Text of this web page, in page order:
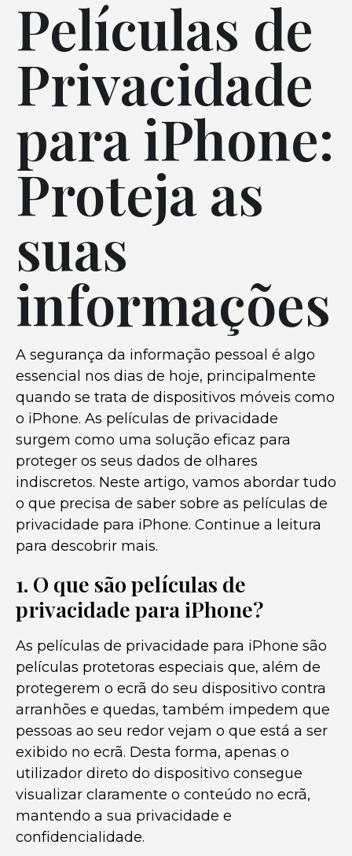
Películas de
Privacidade
para iPhone:
Proteja as
suas
informações
A segurança da informação pessoal é algo
essencial nos dias de hoje, principalmente
quando se trata de dispositivos móveis como
o iPhone. As películas de privacidade
surgem como uma solução eficaz para
proteger os seus dados de olhares
indiscretos. Neste artigo, vamos abordar tudo
o que precisa de saber sobre as películas de
privacidade para iPhone. Continue a leitura
para descobrir mais.
1. O que são películas de
privacidade para iPhone?
As películas de privacidade para iPhone são
películas protetoras especiais que, além de
protegerem o ecrã do seu dispositivo contra
arranhões e quedas, também impedem que
pessoas ao seu redor vejam o que está a ser
exibido no ecrã. Desta forma, apenas o
utilizador direto do dispositivo consegue
visualizar claramente o conteúdo no ecrã,
mantendo a sua privacidade e
confidencialidade.